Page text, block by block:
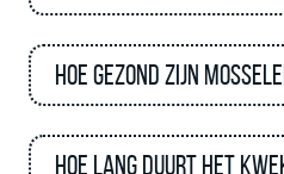
Hoe gezond zijn
Hoe lang duurt het